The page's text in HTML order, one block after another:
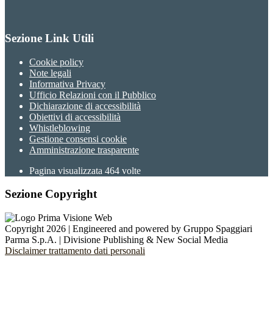
Sezione Link Utili
Cookie policy
Note legali
Informativa Privacy
Ufficio Relazioni con il Pubblico
Dichiarazione di accessibilità
Obiettivi di accessibilità
Whistleblowing
Gestione consensi cookie
Amministrazione trasparente
Pagina visualizzata 464 volte
Sezione Copyright
Copyright 2026 | Engineered and powered by Gruppo Spaggiari
Parma S.p.A. | Divisione Publishing & New Social Media
Disclaimer trattamento dati personali